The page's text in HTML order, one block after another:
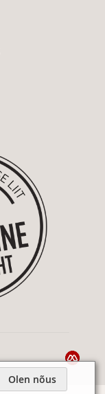
Olen nõus